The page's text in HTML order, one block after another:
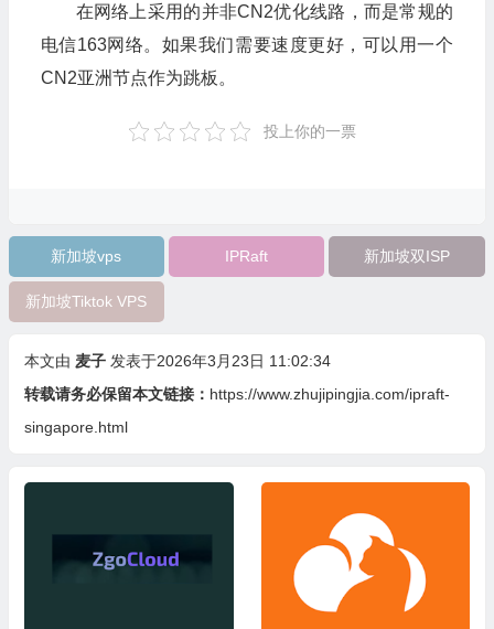
在网络上采用的并非CN2优化线路，而是常规的
电信163网络。如果我们需要速度更好，可以用一个
CN2亚洲节点作为跳板。
投上你的一票
新加坡vps IPRaft 新加坡双ISP
新加坡Tiktok VPS
本文由 麦子 发表于2026年3月23日 11:02:34
转载请务必保留本文链接： https://www.zhujipingjia.com/ipraft-
singapore.html